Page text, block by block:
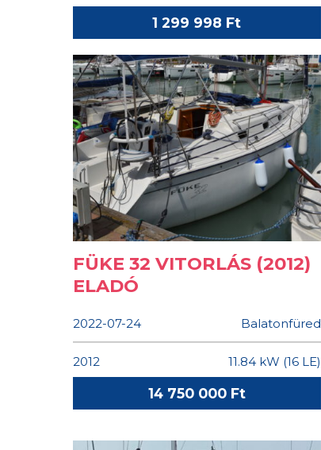
1 299 998 Ft
FÜKE 32 VITORLÁS (2012)
ELADÓ
2022-07-24 Balatonfüred
2012 11.84 kW (16 LE)
14 750 000 Ft